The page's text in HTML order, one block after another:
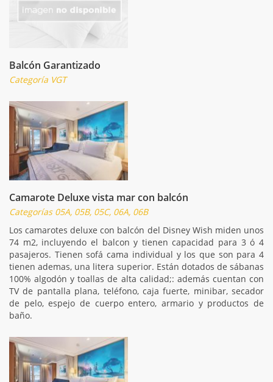
Balcón Garantizado
Categoría VGT
Camarote Deluxe vista mar con balcón
Categorías 05A, 05B, 05C, 06A, 06B
Los camarotes deluxe con balcón del Disney Wish miden unos
74 m2, incluyendo el balcon y tienen capacidad para 3 ó 4
pasajeros. Tienen sofá cama individual y los que son para 4
tienen ademas, una litera superior. Están dotados de sábanas
100% algodón y toallas de alta calidad;: además cuentan con
TV de pantalla plana, teléfono, caja fuerte, minibar, secador
de pelo, espejo de cuerpo entero, armario y productos de
baño.